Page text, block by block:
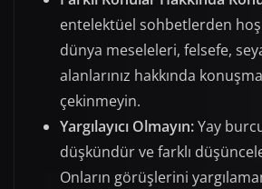
entelektüel sohbetlerden
dünya meseleleri, felsefe,
alanlarınız hakkında
çekinmeyin.
Yargılayıcı Olmayın:Yay
düşkündür ve farklı
Onların görüşlerini